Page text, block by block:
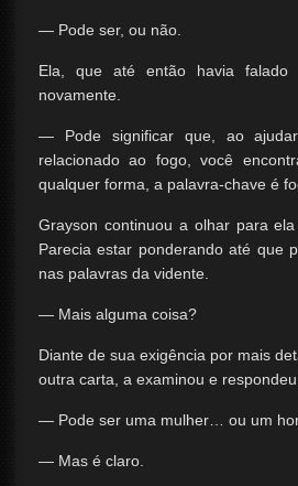
— Pode ser, ou não.
Ela, que até então havia falado
novamente.
— Pode significar que, ao
relacionado ao fogo, você
qualquer forma, a palavra-chave é
Grayson continuou a olhar para
Parecia estar ponderando até que
nas palavras da vidente.
— Mais alguma coisa?
Diante de sua exigência por mais
outra carta, a examinou e
— Pode ser uma mulher… ou um
— Mas é claro.